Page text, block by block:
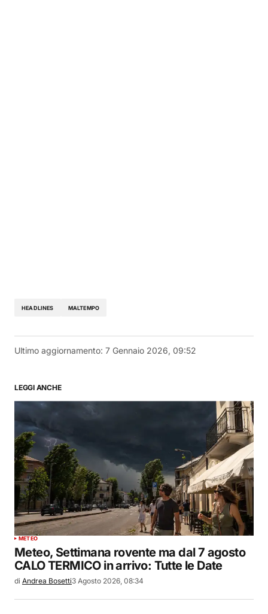
HEADLINES MALTEMPO
Ultimo aggiornamento: 7 Gennaio 2026, 09:52
LEGGI ANCHE
METEO
Meteo, Settimana rovente ma dal 7 agosto
CALO TERMICO in arrivo: Tutte le Date
di Andrea Bosetti3 Agosto 2026, 08:34